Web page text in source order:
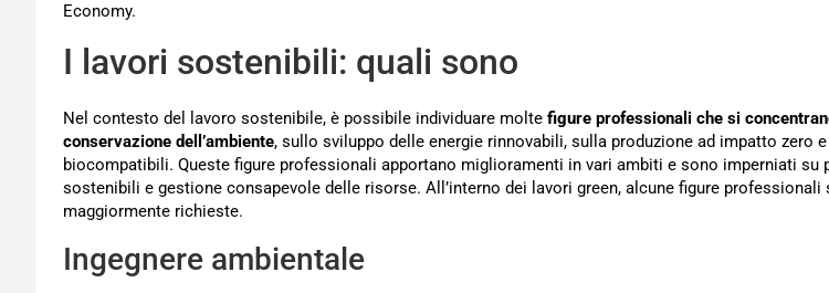
Economy.
I lavori sostenibili: quali sono
Nel contesto del lavoro sostenibile, è possibile individuare molte figure professionali che si
conservazione dell’ambiente, sullo sviluppo delle energie rinnovabili, sulla produzione ad impatto zero
biocompatibili. Queste figure professionali apportano miglioramenti in vari ambiti e sono imperniati su
sostenibili e gestione consapevole delle risorse. All’interno dei lavori green, alcune figure professionali
maggiormente richieste.
Ingegnere ambientale